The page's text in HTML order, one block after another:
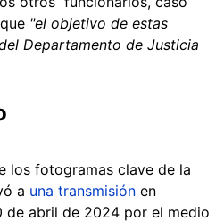
"el objetivo de estas
Departamento de Justicia
los fotogramas clave de la
a una transmisión en
de abril de 2024 por el medio